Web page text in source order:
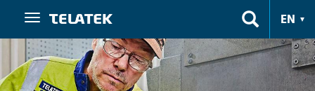
EN
Navigation